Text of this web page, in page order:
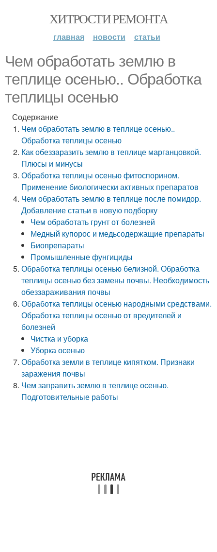
ХИТРОСТИ РЕМОНТА
главная новости статьи
Чем обработать землю в
теплице осенью.. Обработка
теплицы осенью
Содержание
Чем обработать землю в теплице осенью..
Обработка теплицы осенью
Как обеззаразить землю в теплице марганцовкой.
Плюсы и минусы
Обработка теплицы осенью фитоспорином.
Применение биологически активных препаратов
Чем обработать землю в теплице после помидор.
Добавление статьи в новую подборку
Чем обработать грунт от болезней
Медный купорос и медьсодержащие препараты
Биопрепараты
Промышленные фунгициды
Обработка теплицы осенью белизной. Обработка
теплицы осенью без замены почвы. Необходимость
обеззараживания почвы
Обработка теплицы осенью народными средствами.
Обработка теплицы осенью от вредителей и
болезней
Чистка и уборка
Уборка осенью
Обработка земли в теплице кипятком. Признаки
заражения почвы
Чем заправить землю в теплице осенью.
Подготовительные работы